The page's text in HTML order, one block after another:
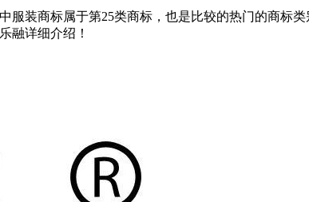
服装商标属于第25类商标，也是比较的热门的商标
融详细介绍！